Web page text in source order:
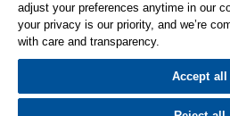
Condiciones de uso
Conformidad del Software
Ethics & Compliance Reporting
adjust your preferences anytime in our
your privacy is our priority, and we’re
with care and transparency.
Accept all